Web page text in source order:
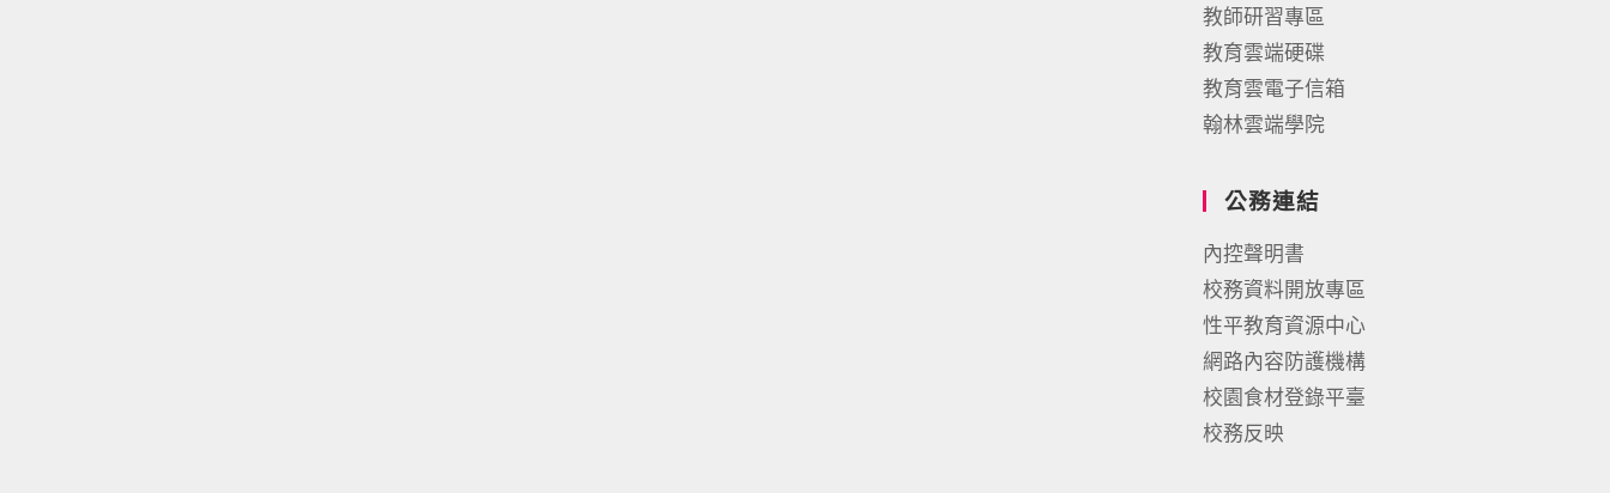
教師研習專區
教育雲端硬碟
教育雲電子信箱
翰林雲端學院
公務連結
內控聲明書
校務資料開放專區
性平教育資源中心
網路內容防護機構
校園食材登錄平臺
校務反映